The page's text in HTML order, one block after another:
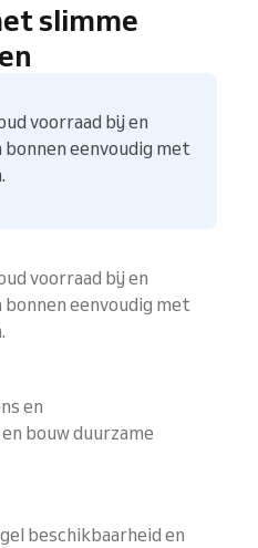
slimme
voorraad bij en
eenvoudig met
voorraad bij en
eenvoudig met
en
bouw duurzame
beschikbaarheid en